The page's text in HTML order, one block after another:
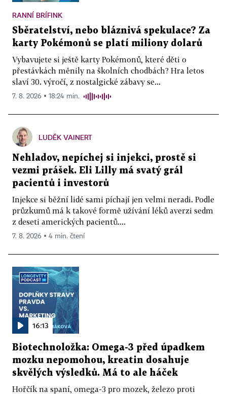
RANNÍ BRÍFINK
Sběratelství, nebo bláznivá spekulace? Za
karty Pokémonů se platí miliony dolarů
Vybavujete si ještě karty Pokémonů, které děti o
přestávkách měnily na školních chodbách? Hra letos
slaví 30. výročí, z nostalgické zábavy se...
7. 8. 2026 ▪ 18:24 min.
LUDĚK VAINERT
Nehladov, nepíchej si injekci, prostě si
vezmi prášek. Eli Lilly má svatý grál
pacientů i investorů
Injekce si běžní lidé sami píchají jen velmi neradi. Podle
průzkumů má k takové formě užívání léků averzi sedm
z deseti amerických pacientů....
7. 8. 2026 ▪ 4 min. čtení
16:13
Biotechnoložka: Omega-3 před úpadkem
mozku nepomohou, kreatin dosahuje
skvělých výsledků. Má to ale háček
Hořčík na spaní, omega-3 pro mozek, železo proti